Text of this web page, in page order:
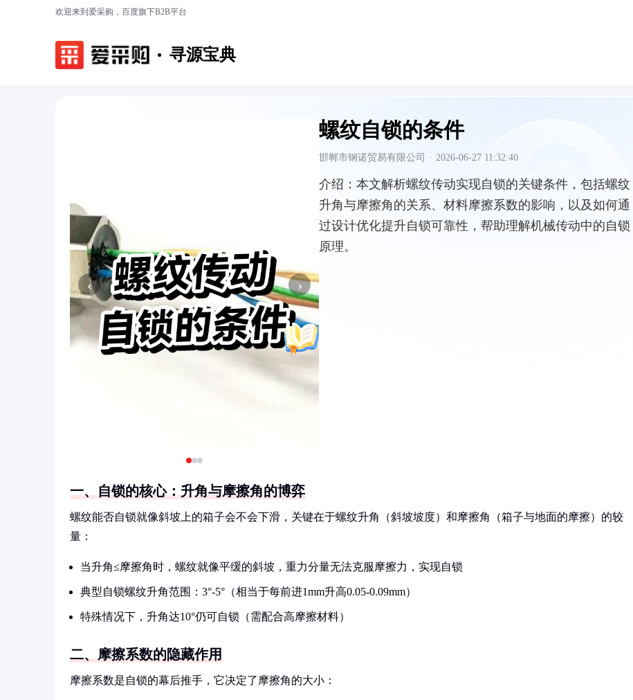
欢迎来到爱采购，百度旗下B2B平台
寻源宝典
‹ ›
螺纹自锁的条件
邯郸市钢诺贸易有限公司 · 2026-06-27 11:32:40
介绍： 本文解析螺纹传动实现自锁的关键条件，包括螺纹
升角与摩擦角的关系、材料摩擦系数的影响，以及如何通
过设计优化提升自锁可靠性，帮助理解机械传动中的自锁
原理。
一、自锁的核心：升角与摩擦角的博弈
螺纹能否自锁就像斜坡上的箱子会不会下滑，关键在于螺纹升角（斜坡坡度）和摩擦角（箱子与地面的摩擦）的较
量：
当升角≤摩擦角时，螺纹就像平缓的斜坡，重力分量无法克服摩擦力，实现自锁
典型自锁螺纹升角范围：3°-5°（相当于每前进1mm升高0.05-0.09mm）
特殊情况下，升角达10°仍可自锁（需配合高摩擦材料）
二、摩擦系数的隐藏作用
摩擦系数是自锁的幕后推手，它决定了摩擦角的大小：